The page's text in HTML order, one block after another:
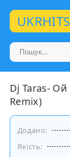
UKRHITS
Dj Taras-
Remix)
Додано:
Якість: